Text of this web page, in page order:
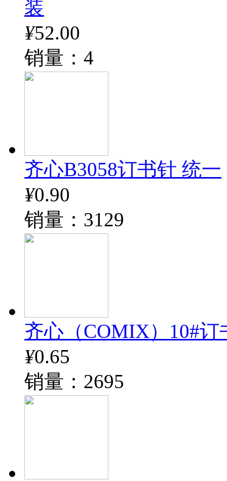
装
¥52.00
销量：4
齐心B3058订书针 统一
¥0.90
销量：3129
齐心（COMIX）10#订
¥0.65
销量：2695